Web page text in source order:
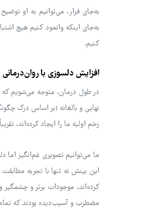
به‌جای فرار، می‌توانیم به او
به‌جای اینکه وانمود کنیم هیچ
کنیم.
افزایش دلسوزی با روان‌درمانی
در طول درمان، متوجه می‌شویم
نهایی و بالغانه (بر اساس درک
زخم اولیه ما را ایجاد کرده‌اند،
ما می‌توانیم تصویری غم‌انگیز اما
این بینش نه تنها با تجربه
کرده‌اند، موجودات برتر و
مضطرب و آسیب‌دیده بودند که تمام